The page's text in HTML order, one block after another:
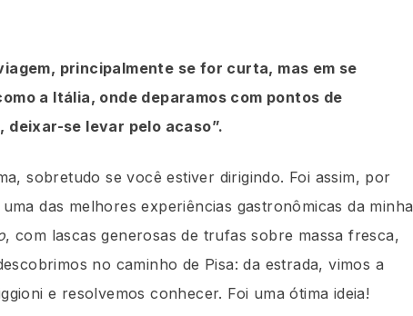
principalmente se for curta, mas em se
a Itália, onde deparamos com pontos de
deixar-se levar pelo acaso”.
sobretudo se você estiver dirigindo. Foi assim, por
das melhores experiências gastronômicas da minha
, com lascas generosas de trufas sobre massa fresca,
no caminho de Pisa: da estrada, vimos a
e resolvemos conhecer. Foi uma ótima ideia!